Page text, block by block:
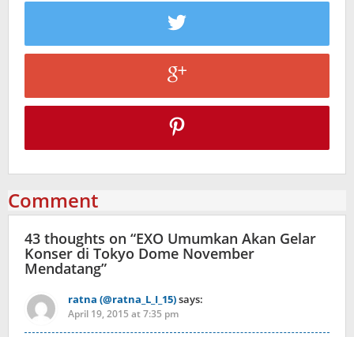
Comment
43 thoughts on “EXO Umumkan Akan Gelar
Konser di Tokyo Dome November
Mendatang”
ratna (@ratna_L_I_15)says:
April 19, 2015 at 7:35 pm